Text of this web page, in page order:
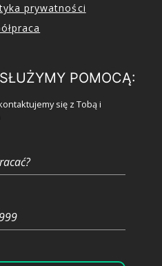
prywatności
POMOCĄ:
się z Tobą i